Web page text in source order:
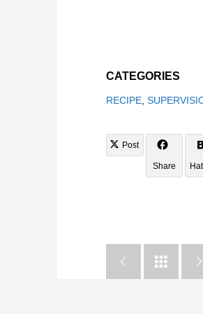
CATEGORIES
RECIPE,
Post
Share
  